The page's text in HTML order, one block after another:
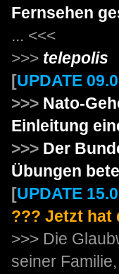
Fernsehen
... <<<
>>> telepolis
[UPDATE
>>> Nato-
Einleitung
>>> Der
Übungen
[UPDATE
??? Jetzt hat
>>> Die
seiner